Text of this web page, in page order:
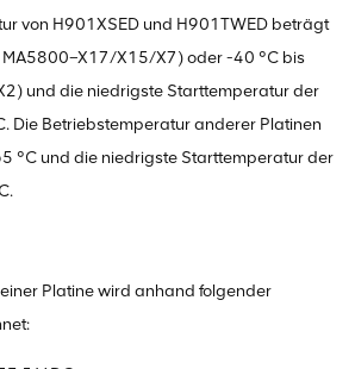
von H901XSED und H901TWED beträgt
MA5800–X17/X15/X7) oder -40 °C bis
und die niedrigste Starttemperatur der
Die Betriebstemperatur anderer Platinen
°C und die niedrigste Starttemperatur der
Platine wird anhand folgender